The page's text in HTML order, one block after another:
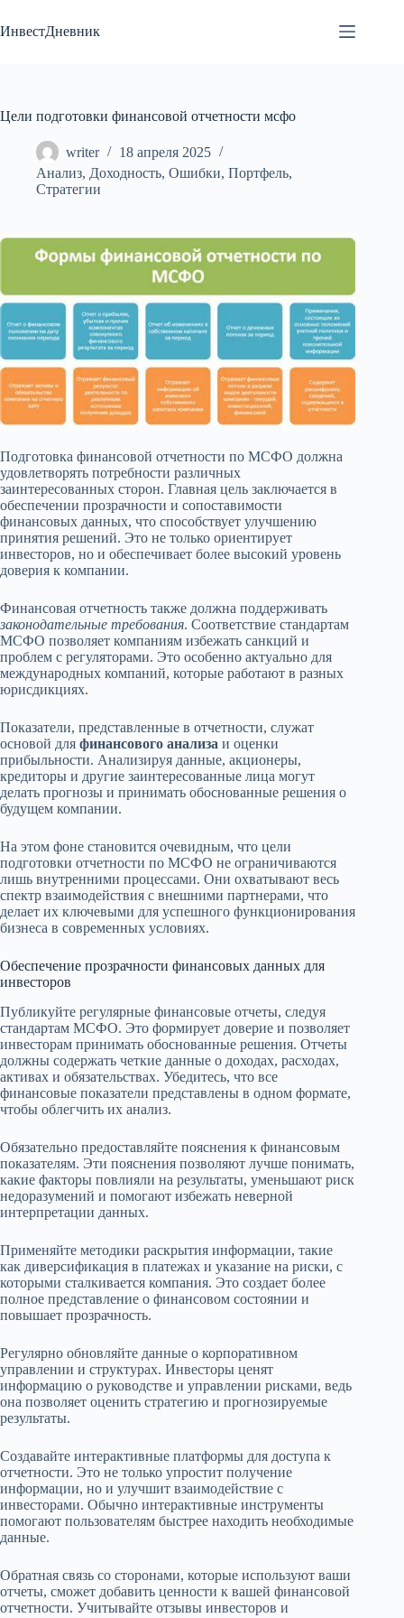
к
сути
ИнвестДневник
Цели подготовки финансовой отчетности мсфо
writer
18 апреля 2025
Анализ, Доходность, Ошибки, Портфель,
Стратегии
Подготовка финансовой отчетности по МСФО должна
удовлетворять потребности различных
заинтересованных сторон. Главная цель заключается в
обеспечении прозрачности и сопоставимости
финансовых данных, что способствует улучшению
принятия решений. Это не только ориентирует
инвесторов, но и обеспечивает более высокий уровень
доверия к компании.
Финансовая отчетность также должна поддерживать
законодательные требования. Соответствие стандартам
МСФО позволяет компаниям избежать санкций и
проблем с регуляторами. Это особенно актуально для
международных компаний, которые работают в разных
юрисдикциях.
Показатели, представленные в отчетности, служат
основой для финансового анализа и оценки
прибыльности. Анализируя данные, акционеры,
кредиторы и другие заинтересованные лица могут
делать прогнозы и принимать обоснованные решения о
будущем компании.
На этом фоне становится очевидным, что цели
подготовки отчетности по МСФО не ограничиваются
лишь внутренними процессами. Они охватывают весь
спектр взаимодействия с внешними партнерами, что
делает их ключевыми для успешного функционирования
бизнеса в современных условиях.
Обеспечение прозрачности финансовых данных для
инвесторов
Публикуйте регулярные финансовые отчеты, следуя
стандартам МСФО. Это формирует доверие и позволяет
инвесторам принимать обоснованные решения. Отчеты
должны содержать четкие данные о доходах, расходах,
активах и обязательствах. Убедитесь, что все
финансовые показатели представлены в одном формате,
чтобы облегчить их анализ.
Обязательно предоставляйте пояснения к финансовым
показателям. Эти пояснения позволяют лучше понимать,
какие факторы повлияли на результаты, уменьшают риск
недоразумений и помогают избежать неверной
интерпретации данных.
Применяйте методики раскрытия информации, такие
как диверсификация в платежах и указание на риски, с
которыми сталкивается компания. Это создает более
полное представление о финансовом состоянии и
повышает прозрачность.
Регулярно обновляйте данные о корпоративном
управлении и структурах. Инвесторы ценят
информацию о руководстве и управлении рисками, ведь
она позволяет оценить стратегию и прогнозируемые
результаты.
Создавайте интерактивные платформы для доступа к
отчетности. Это не только упростит получение
информации, но и улучшит взаимодействие с
инвесторами. Обычно интерактивные инструменты
помогают пользователям быстрее находить необходимые
данные.
Обратная связь со сторонами, которые используют ваши
отчеты, сможет добавить ценности к вашей финансовой
отчетности. Учитывайте отзывы инвесторов и